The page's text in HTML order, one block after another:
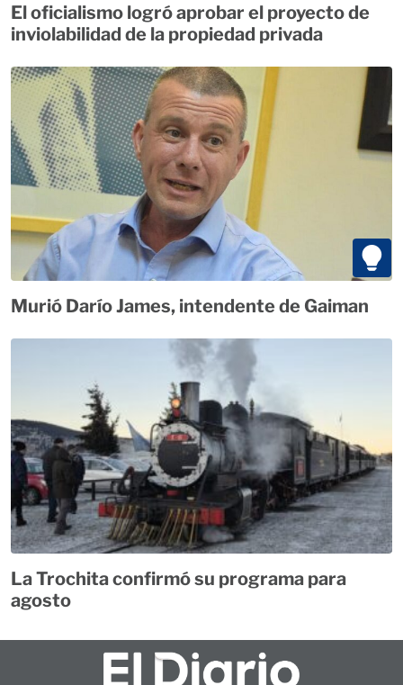
El oficialismo logró aprobar el proyecto de
inviolabilidad de la propiedad privada
Murió Darío James, intendente de Gaiman
La Trochita confirmó su programa para
agosto